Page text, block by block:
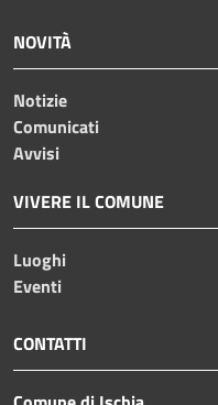
NOVITÀ
Notizie
Comunicati
Avvisi
VIVERE IL COMUNE
Luoghi
Eventi
CONTATTI